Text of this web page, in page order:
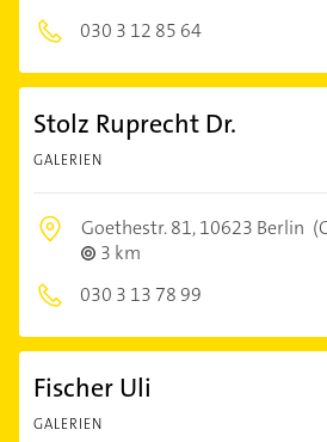
030 3 12 85 64
Stolz Ruprecht Dr.
GALERIEN
Goethestr. 81,10623 Berlin
3 km
030 3 13 78 99
Fischer Uli
GALERIEN